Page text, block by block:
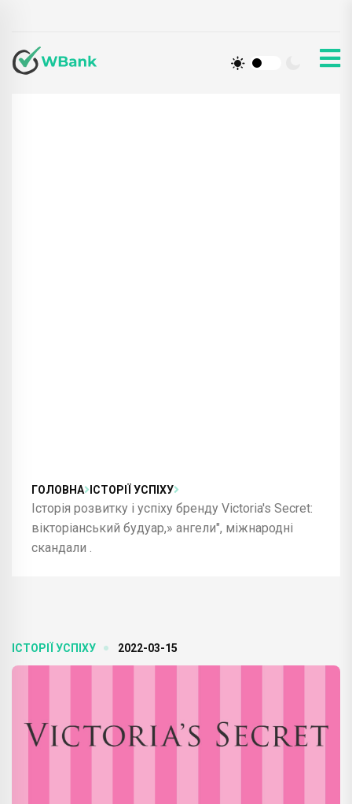
ГОЛОВНА ІСТОРІЇ УСПІХУ
Історія розвитку і успіху бренду Victoria's Secret:
вікторіанський будуар,» ангели", міжнародні
скандали .
ІСТОРІЇ УСПІХУ 2022-03-15